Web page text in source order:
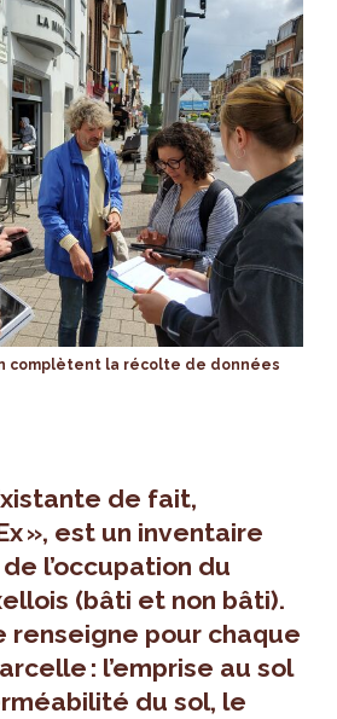
complètent la récolte de données
de fait,
», est un inventaire
l’occupation du
(bâti et non bâti).
renseigne pour chaque
: l’emprise au sol
du sol, le